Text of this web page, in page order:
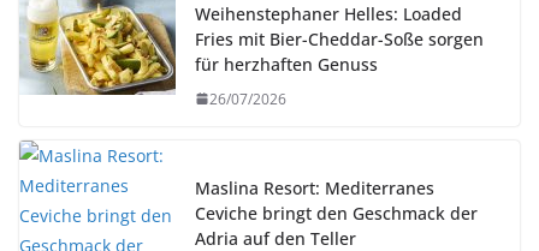
Weihenstephaner Helles: Loaded
Fries mit Bier-Cheddar-Soße sorgen
für herzhaften Genuss
26/07/2026
Maslina Resort: Mediterranes
Ceviche bringt den Geschmack der
Adria auf den Teller